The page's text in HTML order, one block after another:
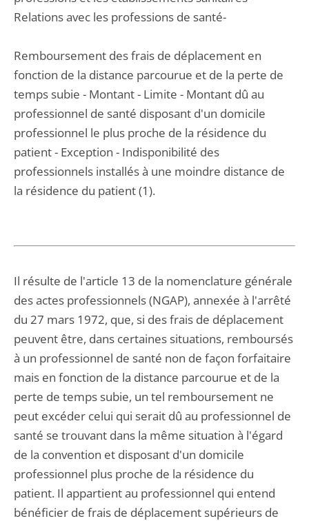
Relations avec les professions de santé-
Remboursement des frais de déplacement en
fonction de la distance parcourue et de la perte de
temps subie - Montant - Limite - Montant dû au
professionnel de santé disposant d'un domicile
professionnel le plus proche de la résidence du
patient - Exception - Indisponibilité des
professionnels installés à une moindre distance de
la résidence du patient (1).
Il résulte de l'article 13 de la nomenclature générale
des actes professionnels (NGAP), annexée à l'arrêté
du 27 mars 1972, que, si des frais de déplacement
peuvent être, dans certaines situations, remboursés
à un professionnel de santé non de façon forfaitaire
mais en fonction de la distance parcourue et de la
perte de temps subie, un tel remboursement ne
peut excéder celui qui serait dû au professionnel de
santé se trouvant dans la même situation à l'égard
de la convention et disposant d'un domicile
professionnel plus proche de la résidence du
patient. Il appartient au professionnel qui entend
bénéficier de frais de déplacement supérieurs de